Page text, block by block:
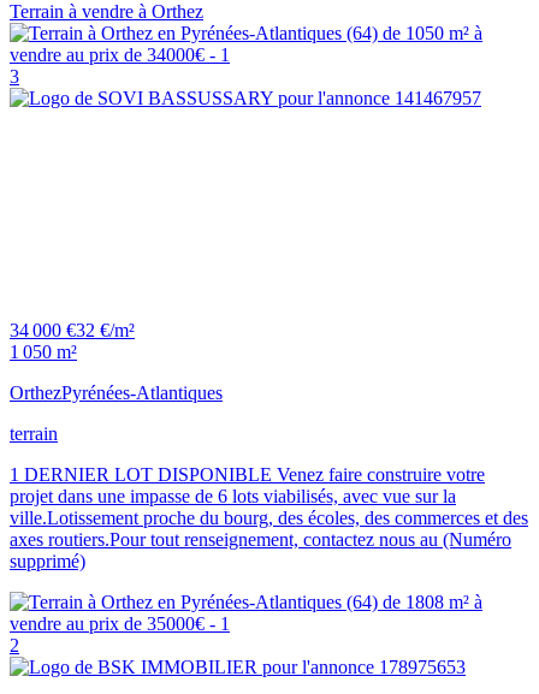
Terrain à vendre à Orthez
3
34 000 €32 €/m²
1 050 m²
OrthezPyrénées-Atlantiques
terrain
1 DERNIER LOT DISPONIBLE Venez faire construire votre
projet dans une impasse de 6 lots viabilisés, avec vue sur la
ville.Lotissement proche du bourg, des écoles, des commerces et des
axes routiers.Pour tout renseignement, contactez nous au (Numéro
supprimé)
2